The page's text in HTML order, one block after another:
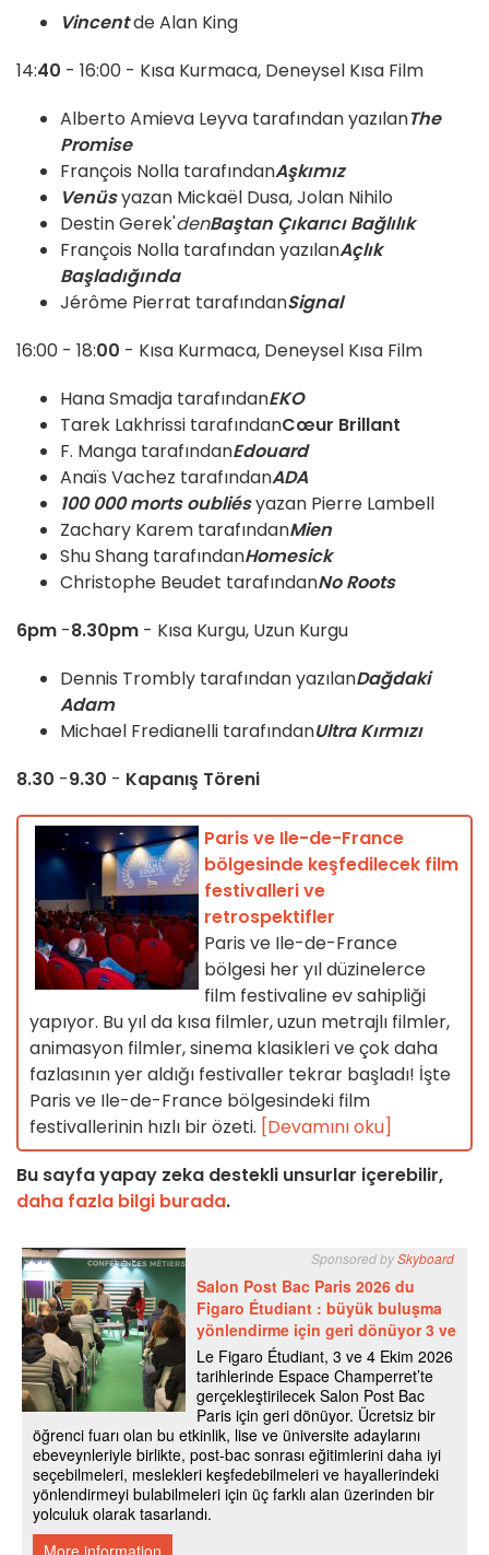
Vincentde Alan King
14:40 - 16:00 - Kısa Kurmaca, Deneysel Kısa Film
Alberto Amieva Leyva tarafından yazılanThe
Promise
François Nolla tarafındanAşkımız
Venüsyazan Mickaël Dusa, Jolan Nihilo
Destin Gerek'denBaştan Çıkarıcı Bağlılık
François Nolla tarafından yazılanAçlık
Başladığında
Jérôme Pierrat tarafındanSignal
16:00 - 18:00 - Kısa Kurmaca, Deneysel Kısa Film
Hana Smadja tarafındanEKO
Tarek Lakhrissi tarafındanCœur Brillant
F. Manga tarafındanEdouard
Anaïs Vachez tarafındanADA
100 000 morts oubliésyazan Pierre Lambell
Zachary Karem tarafındanMien
Shu Shang tarafındanHomesick
Christophe Beudet tarafındanNo Roots
6pm -8.30pm - Kısa Kurgu, Uzun Kurgu
Dennis Trombly tarafından yazılanDağdaki
Adam
Michael Fredianelli tarafındanUltra Kırmızı
8.30 -9.30 - Kapanış Töreni
Paris ve Ile-de-France
bölgesinde keşfedilecek film
festivalleri ve
retrospektifler
Paris ve Ile-de-France
bölgesi her yıl düzinelerce
film festivaline ev sahipliği
yapıyor. Bu yıl da kısa filmler, uzun metrajlı filmler,
animasyon filmler, sinema klasikleri ve çok daha
fazlasının yer aldığı festivaller tekrar başladı! İşte
Paris ve Ile-de-France bölgesindeki film
festivallerinin hızlı bir özeti. [Devamını oku]
Bu sayfa yapay zeka destekli unsurlar içerebilir,
daha fazla bilgi burada.